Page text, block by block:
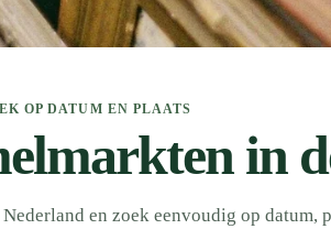
OP DATUM EN PLAATS
in
en zoek eenvoudig op datum,